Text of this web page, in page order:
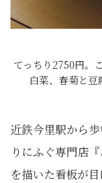
てっちり2750円。
白菜、春菊と豆
近鉄今里駅から
りにふぐ専門店
を描いた看板が